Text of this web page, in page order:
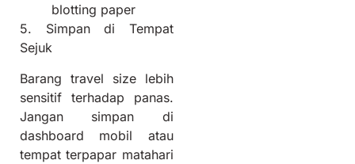
blotting paper
5. Simpan di Tempat
Sejuk
Barang travel size lebih
sensitif terhadap panas.
Jangan simpan di
dashboard mobil atau
tempat terpapar matahari